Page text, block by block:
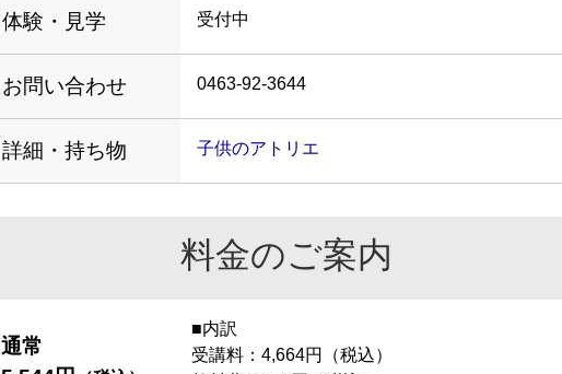
体験・見学 受付中
お問い合わせ 0463-92-3644
詳細・持ち物 子供のアトリエ
料金のご案内
通常
■内訳
受講料：4,664円（税込）